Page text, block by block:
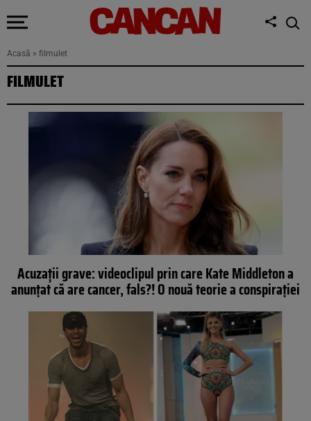
Acasă » filmulet
FILMULET
Acuzaţii grave: videoclipul prin care Kate Middleton a
anunţat că are cancer, fals?! O nouă teorie a conspiraţiei